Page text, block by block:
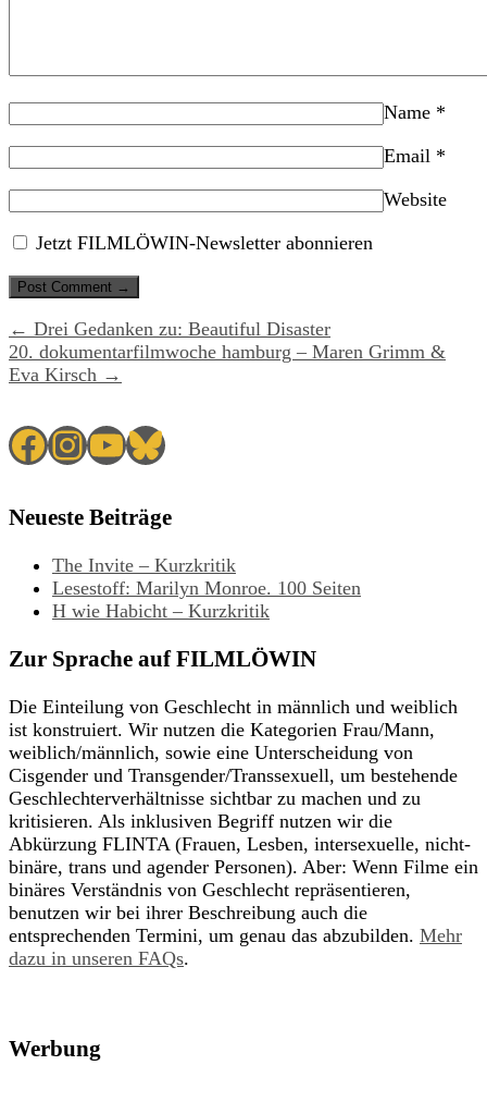
Name *
Email *
Website
Jetzt FILMLÖWIN-Newsletter abonnieren
← Drei Gedanken zu: Beautiful Disaster
20. dokumentarfilmwoche hamburg – Maren Grimm &
Eva Kirsch →
Facebook
Instagram
YouTube
Bluesky
Neueste Beiträge
The Invite – Kurzkritik
Lesestoff: Marilyn Monroe. 100 Seiten
H wie Habicht – Kurzkritik
Zur Sprache auf FILMLÖWIN
Die Einteilung von Geschlecht in männlich und weiblich
ist konstruiert. Wir nutzen die Kategorien Frau/Mann,
weiblich/männlich, sowie eine Unterscheidung von
Cisgender und Transgender/Transsexuell, um bestehende
Geschlechterverhältnisse sichtbar zu machen und zu
kritisieren. Als inklusiven Begriff nutzen wir die
Abkürzung FLINTA (Frauen, Lesben, intersexuelle, nicht-
binäre, trans und agender Personen). Aber: Wenn Filme ein
binäres Verständnis von Geschlecht repräsentieren,
benutzen wir bei ihrer Beschreibung auch die
entsprechenden Termini, um genau das abzubilden. Mehr
dazu in unseren FAQs.
Werbung